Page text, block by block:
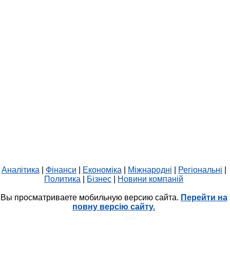
Аналітика Фінанси Економіка Міжнародні Регіональні
Политика
Бізнес Новини компаній
Вы просматриваете мобильную версию сайта. Перейти на
повну версію сайту.